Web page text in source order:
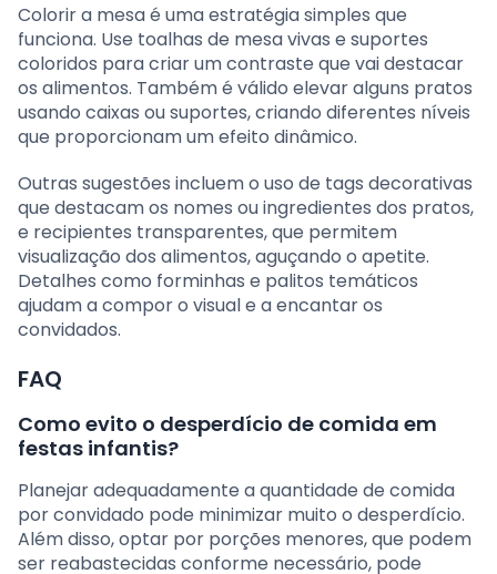
Colorir a mesa é uma estratégia simples que
funciona. Use toalhas de mesa vivas e suportes
coloridos para criar um contraste que vai destacar
os alimentos. Também é válido elevar alguns pratos
usando caixas ou suportes, criando diferentes níveis
que proporcionam um efeito dinâmico.
Outras sugestões incluem o uso de tags decorativas
que destacam os nomes ou ingredientes dos pratos,
e recipientes transparentes, que permitem
visualização dos alimentos, aguçando o apetite.
Detalhes como forminhas e palitos temáticos
ajudam a compor o visual e a encantar os
convidados.
FAQ
Como evito o desperdício de comida em
festas infantis?
Planejar adequadamente a quantidade de comida
por convidado pode minimizar muito o desperdício.
Além disso, optar por porções menores, que podem
ser reabastecidas conforme necessário, pode